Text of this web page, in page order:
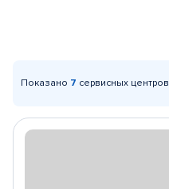
Показано 7 сервисных центров